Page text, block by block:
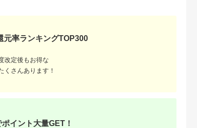
元率ランキングTOP300
改定後もお得な
くさんあります！
イント大量GET！